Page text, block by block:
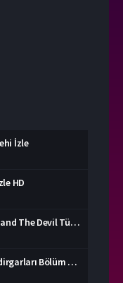
İzle
HD
The Gangster, The Cop and The Devil Türkçe Dublaj İzle
Harry Potter 8 Ölüm Yadirgarları Bölüm 2 İzle